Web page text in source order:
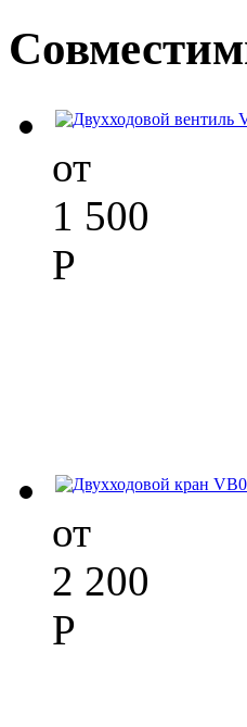
от
1 500
Р
от
2 200
Р